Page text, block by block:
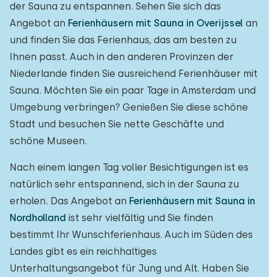
der Sauna zu entspannen. Sehen Sie sich das
Angebot an Ferienhäusern mit Sauna in Overijssel an
und finden Sie das Ferienhaus, das am besten zu
Ihnen passt. Auch in den anderen Provinzen der
Niederlande finden Sie ausreichend Ferienhäuser mit
Sauna. Möchten Sie ein paar Tage in Amsterdam und
Umgebung verbringen? Genießen Sie diese schöne
Stadt und besuchen Sie nette Geschäfte und
schöne Museen.
Nach einem langen Tag voller Besichtigungen ist es
natürlich sehr entspannend, sich in der Sauna zu
erholen. Das Angebot an Ferienhäusern mit Sauna in
Nordholland ist sehr vielfältig und Sie finden
bestimmt Ihr Wunschferienhaus. Auch im Süden des
Landes gibt es ein reichhaltiges
Unterhaltungsangebot für Jung und Alt. Haben Sie